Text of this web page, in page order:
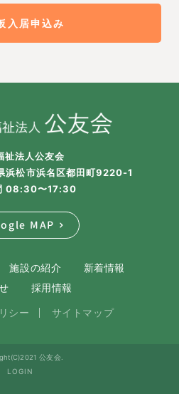
入居申込み
祉法人公友会
松市浜名区都田町9220-1
08:30〜17:30
MAP
施設の紹介
新着情報
採用情報
シー サイトマップ
公友会.
LOGIN